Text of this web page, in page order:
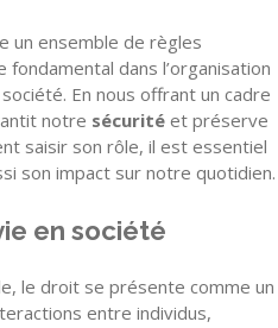
un ensemble de règles
dans l’organisation
En nous offrant un cadre
notre sécurité et préserve
saisir son rôle, il est essentiel
son impact sur notre quotidien.
en société
le droit se présente comme un
entre individus,